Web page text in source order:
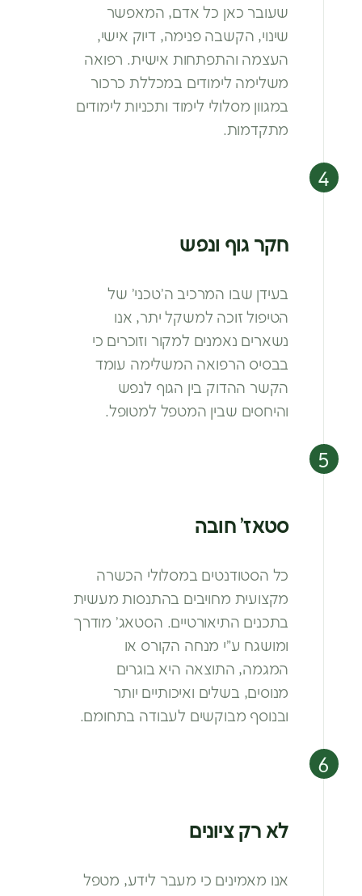
שעובר כאן כל אדם, המאפשר
שינוי, הקשבה פנימה, דיוק אישי,
העצמה והתפתחות אישית. רפואה
משלימה לימודים במכללת כרכור
במגוון מסלולי לימוד ותכניות לימודים
מתקדמות.
חקר גוף ונפש
בעידן שבו המרכיב ה’טכני’ של
הטיפולזוכה למשקל יתר, אנו
נשארים נאמנים למקור וזוכרים כי
בבסיס הרפואה המשלימה עומד
הקשר ההדוק בין הגוף לנפש
והיחסים שבין המטפל למטופל.
סטאז’ חובה
כל הסטודנטים במסלולי הכשרה
מקצועית מחויבים בהתנסות מעשית
בתכנים התיאורטיים. הסטאג’ מודרך
ומושגח ע”י מנחה הקורס או
המגמה, התוצאה היא בוגרים
מנוסים, בשלים ואיכותיים יותר
ובנוסף מבוקשים לעבודה בתחומם.
לא רק ציונים
אנו מאמינים כי מעבר לידע, מטפל